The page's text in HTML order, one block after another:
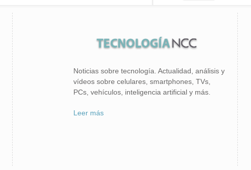
Noticias sobre tecnología. Actualidad, análisis y
vídeos sobre celulares, smartphones, TVs,
PCs, vehículos, inteligencia artificial y más.
Leer más